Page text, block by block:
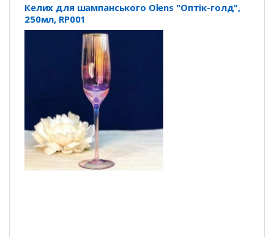
Келих для шампанського Olens "Оптік-голд",
250мл, RP001